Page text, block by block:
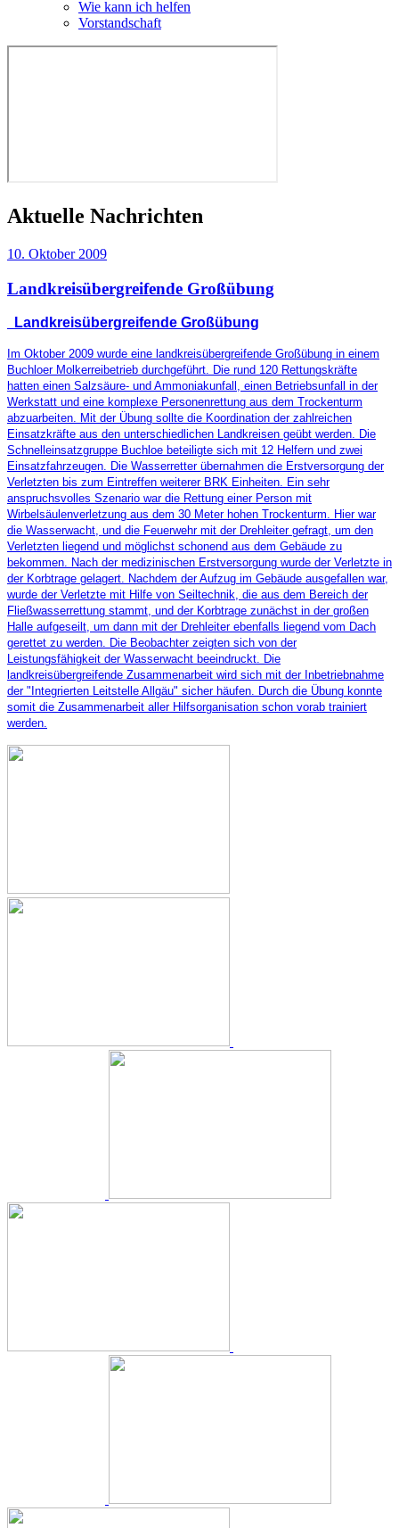
Wie kann ich helfen
Vorstandschaft
Aktuelle Nachrichten
10. Oktober 2009
Landkreisübergreifende Großübung
Landkreisübergreifende Großübung
Im Oktober 2009 wurde eine landkreisübergreifende Großübung in einem
Buchloer Molkerreibetrieb durchgeführt. Die rund 120 Rettungskräfte
hatten einen Salzsäure- und Ammoniakunfall, einen Betriebsunfall in der
Werkstatt und eine komplexe Personenrettung aus dem Trockenturm
abzuarbeiten. Mit der Übung sollte die Koordination der zahlreichen
Einsatzkräfte aus den unterschiedlichen Landkreisen geübt werden. Die
Schnelleinsatzgruppe Buchloe beteiligte sich mit 12 Helfern und zwei
Einsatzfahrzeugen. Die Wasserretter übernahmen die Erstversorgung der
Verletzten bis zum Eintreffen weiterer BRK Einheiten. Ein sehr
anspruchsvolles Szenario war die Rettung einer Person mit
Wirbelsäulenverletzung aus dem 30 Meter hohen Trockenturm. Hier war
die Wasserwacht, und die Feuerwehr mit der Drehleiter gefragt, um den
Verletzten liegend und möglichst schonend aus dem Gebäude zu
bekommen. Nach der medizinischen Erstversorgung wurde der Verletzte in
der Korbtrage gelagert. Nachdem der Aufzug im Gebäude ausgefallen war,
wurde der Verletzte mit Hilfe von Seiltechnik, die aus dem Bereich der
Fließwasserrettung stammt, und der Korbtrage zunächst in der großen
Halle aufgeseilt, um dann mit der Drehleiter ebenfalls liegend vom Dach
gerettet zu werden. Die Beobachter zeigten sich von der
Leistungsfähigkeit der Wasserwacht beeindruckt. Die
landkreisübergreifende Zusammenarbeit wird sich mit der Inbetriebnahme
der "Integrierten Leitstelle Allgäu" sicher häufen. Durch die Übung konnte
somit die Zusammenarbeit aller Hilfsorganisation schon vorab trainiert
werden.